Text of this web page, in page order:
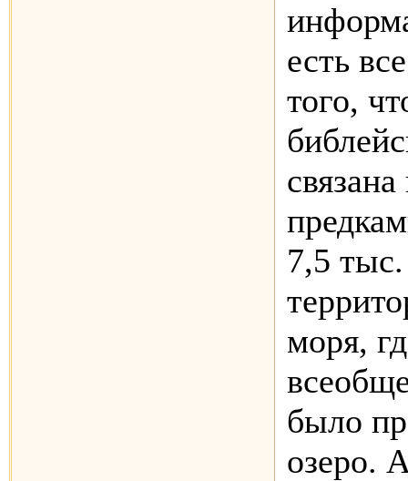
есть
того,
7,5
моря,
было
озеро.